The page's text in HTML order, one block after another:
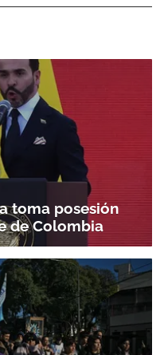
toma posesión
de Colombia